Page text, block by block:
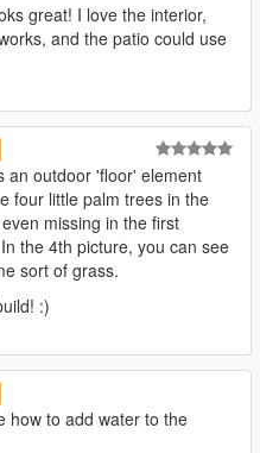
great! I love the interior,
and the patio could use
an outdoor 'floor' element
four little palm trees in the
missing in the first
the 4th picture, you can see
sort of grass.
:)
how to add water to the